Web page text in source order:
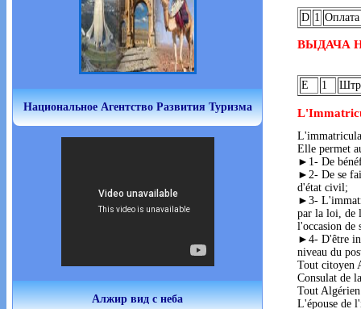
Национальное Агентство Развития Туризма
Алжир вид с неба
D 1 Оплата
ВЫДАЧА
E 1
Elle permet
►1- De
►2- De se
d'état civil;
►3-
par la loi, de
l'occasion
►4- D'être
niveau du
Tout citoyen
Consulat de
Tout
L'épouse de